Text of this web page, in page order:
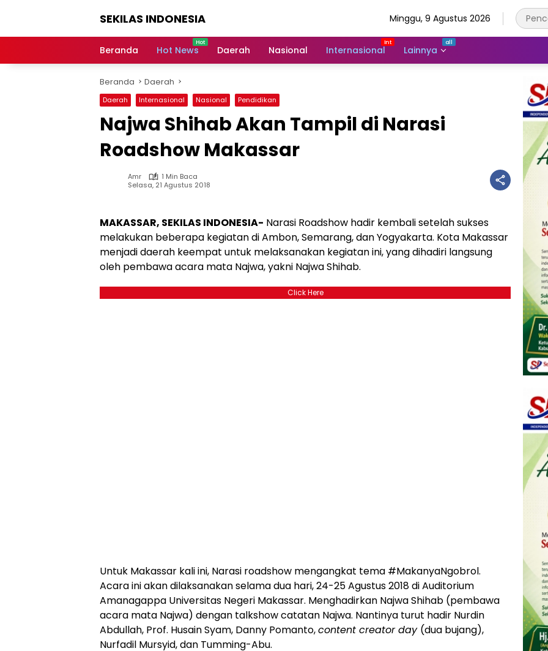
SEKILAS INDONESIA
Terkini,
Latest
World,
Headlines,
News
Minggu, 9 Agustus 2026
Beranda Hot News Daerah Nasional Internasional Lainnya
Beranda Daerah
Daerah Internasional Nasional Pendidikan
Najwa Shihab Akan Tampil di Narasi
Roadshow Makassar
Amr
1 Min Baca
Selasa, 21 Agustus 2018
MAKASSAR, SEKILAS INDONESIA- Narasi Roadshow hadir kembali setelah sukses
melakukan beberapa kegiatan di Ambon, Semarang, dan Yogyakarta. Kota Makassar
menjadi daerah keempat untuk melaksanakan kegiatan ini, yang dihadiri langsung
oleh pembawa acara mata Najwa, yakni Najwa Shihab.
Click Here
Untuk Makassar kali ini, Narasi roadshow mengangkat tema #MakanyaNgobrol.
Acara ini akan dilaksanakan selama dua hari, 24-25 Agustus 2018 di Auditorium
Amanagappa Universitas Negeri Makassar. Menghadirkan Najwa Shihab (pembawa
acara mata Najwa) dengan talkshow catatan Najwa. Nantinya turut hadir Nurdin
Abdullah, Prof. Husain Syam, Danny Pomanto,content creator day (dua bujang),
Nurfadil Mursyid, dan Tumming-Abu.